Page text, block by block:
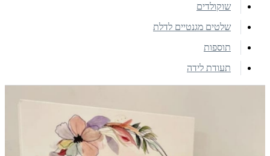
שוקולדים
שלטים מגנטיים לדלת
תוספות
תעודת לידה